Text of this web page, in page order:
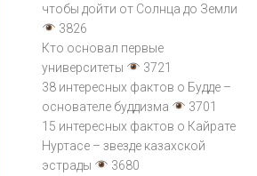
чтобы дойти от Солнца до Земли
3826
Кто основал первые
университеты
3721
38 интересных фактов о Будде –
основателе буддизма
3701
15 интересных фактов о Кайрате
Нуртасе – звезде казахской
эстрады
3680